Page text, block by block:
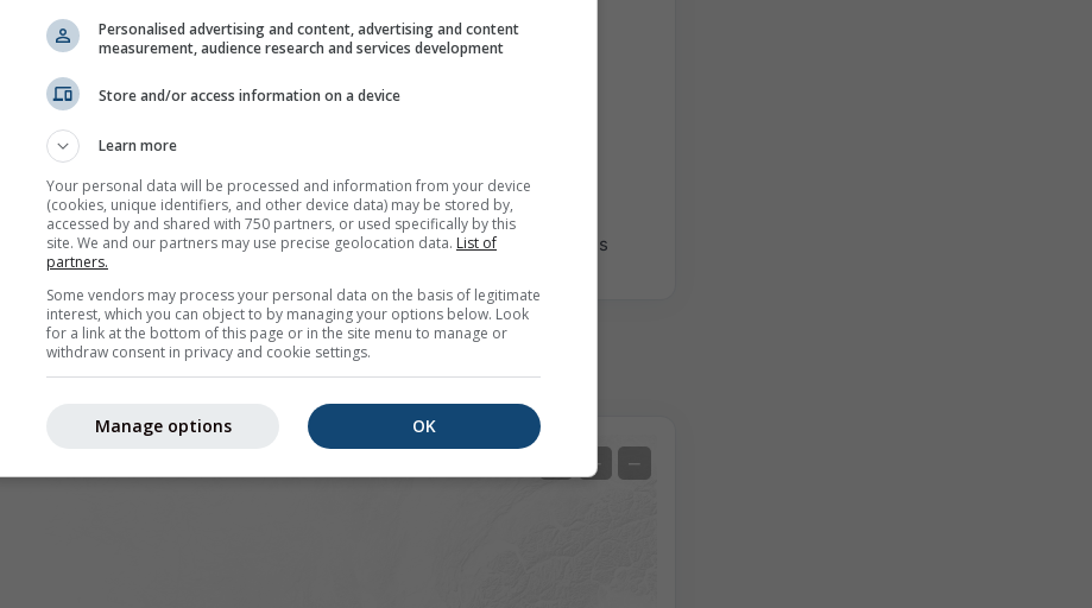
pour 43.57°N 1.34°E offre toutes les informations météorologiques
[Plus]
actuelles
+ −
Personalised advertising and content, advertising and content
measurement, audience research and services development
Store and/or access information on a device
Learn more
Your personal data will be processed and information from your device
(cookies, unique identifiers, and other device data) may be stored by,
accessed by and shared with 750 partners, or used specifically by this
site. We and our partners may use precise geolocation data. List of
partners.
Some vendors may process your personal data on the basis of legitimate
interest, which you can object to by managing your options below. Look
for a link at the bottom of this page or in the site menu to manage or
withdraw consent in privacy and cookie settings.
OK
Manage options